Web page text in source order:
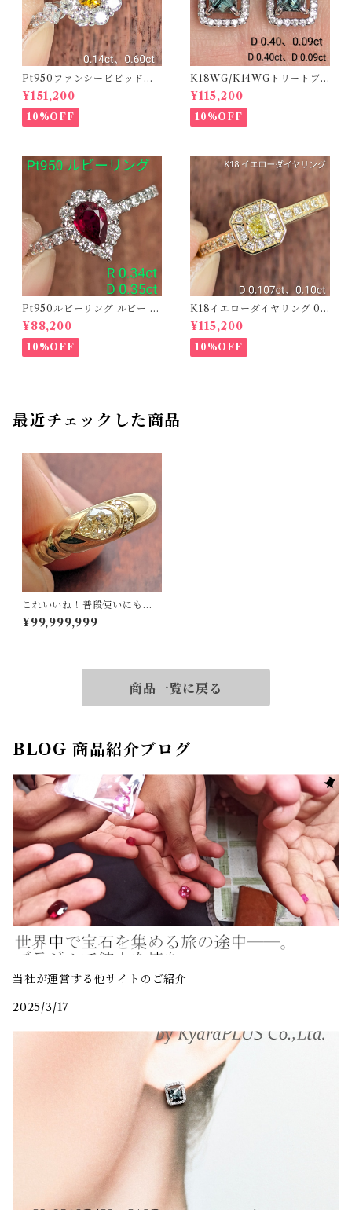
Pt950ファンシービビッドオ
レンジィイエローダイヤリン
グ D 0.144ct D 0.60ct【PR
O208782】
¥151,200
10%OFF
K18WG/K14WGトリートブ
ルーダイヤピアス 【PRO20
8939】
¥115,200
10%OFF
Pt950ルビーリング ルビー 0.
34ct ダイヤモンド 0.35ct【P
RO206885】
¥88,200
10%OFF
K18イエローダイヤリング 0.1
07ct D 0.10ct【PRO20878
1】
¥115,200
10%OFF
最近チェックした商品
これいいね！普段使いにも！K
18ダイヤリング 12号
¥99,999,999
商品一覧に戻る
BLOG 商品紹介ブログ
当社が運営する他サイトのご紹介
2025/3/17